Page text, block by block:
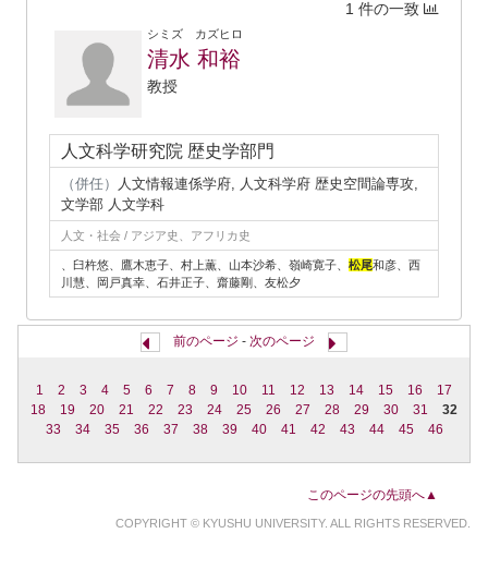
1 件の一致
シミズ カズヒロ
清水 和裕
教授
人文科学研究院 歴史学部門
（併任）
人文情報連係学府, 人文科学府 歴史空間論専攻,
文学部 人文学科
人文・社会 / アジア史、アフリカ史
、臼杵悠、鷹木恵子、村上薫、山本沙希、嶺崎寛子、 松尾和彦、西
川慧、岡戸真幸、石井正子、齋藤剛、友松夕
前のページ - 次のページ
1 2 3 4 5 6 7 8 9 10 11 12 13 14 15 16
17
18
19 20 21 22 23 24 25 26 27 28 29 30 31
32
33
34 35 36 37 38 39 40 41 42 43 44 45 46
このページの先頭へ▲
COPYRIGHT © KYUSHU UNIVERSITY. ALL RIGHTS RESERVED.